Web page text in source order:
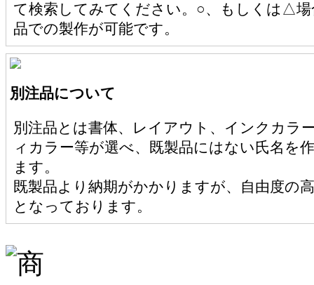
て検索してみてください。○、もしくは△場
品での製作が可能です。
別注品について
別注品とは書体、レイアウト、インクカラ
ィカラー等が選べ、既製品にはない氏名を
ます。
既製品より納期がかかりますが、自由度の
となっております。